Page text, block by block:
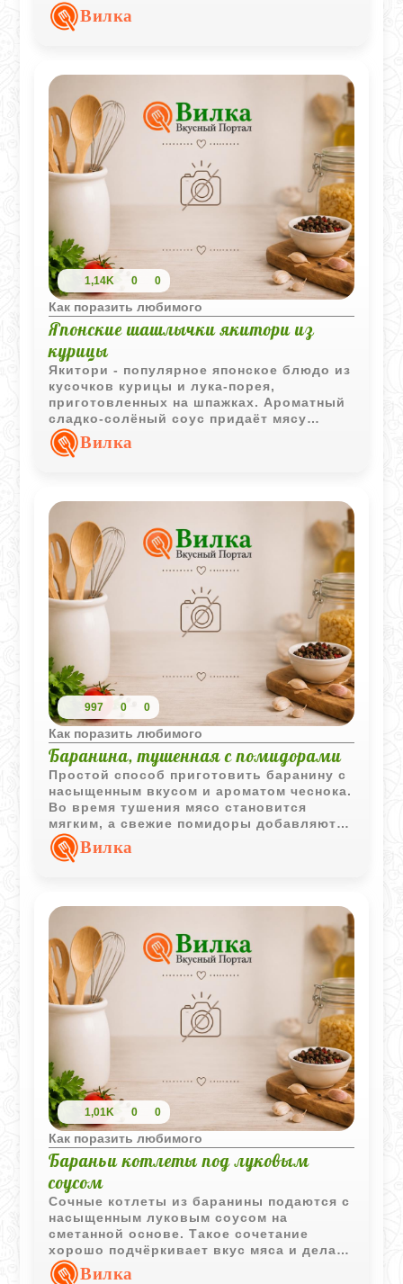
аппетитную корочку, которая отлично
дополняет мясо.
Вилка
1,14K 0 0
Как поразить любимого
Японские шашлычки якитори из
курицы
Якитори - популярное японское блюдо из
кусочков курицы и лука-порея,
приготовленных на шпажках. Ароматный
сладко-солёный соус придаёт мясу
характерный вкус и аппетитную глазурь.
Вилка
997 0 0
Как поразить любимого
Баранина, тушенная с помидорами
Простой способ приготовить баранину с
насыщенным вкусом и ароматом чеснока.
Во время тушения мясо становится
мягким, а свежие помидоры добавляют
блюду сочность и легкую кислинку.
Вилка
1,01K 0 0
Как поразить любимого
Бараньи котлеты под луковым
соусом
Сочные котлеты из баранины подаются с
насыщенным луковым соусом на
сметанной основе. Такое сочетание
хорошо подчёркивает вкус мяса и делает
блюдо особенно выразительным.
Вилка